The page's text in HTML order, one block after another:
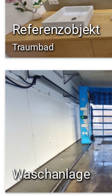
Referenzobjekt
Traumbad
Waschanlage